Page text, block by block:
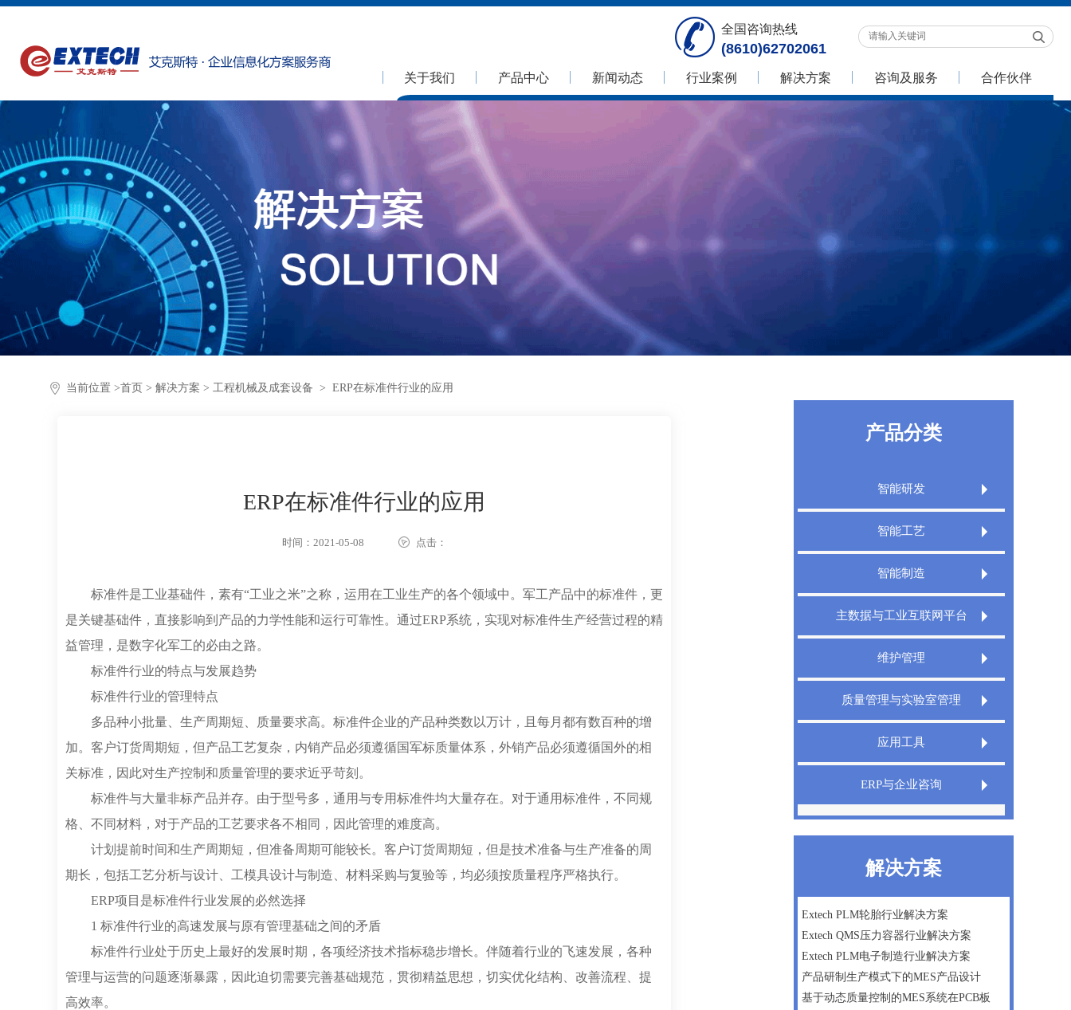
全国咨询热线
(8610)62702061
关于我们 产品中心 新闻动态 行业案例 解决方案 咨询及服务 合作伙伴
当前位置 >首页 > 解决方案 > 工程机械及成套设备 > ERP在标准件行业的应用
ERP在标准件行业的应用
时间：2021-05-08 点击：
标准件是工业基础件，素有“工业之米”之称，运用在工业生产的各个领域中。军工产品中的标准件，更
是关键基础件，直接影响到产品的力学性能和运行可靠性。通过ERP系统，实现对标准件生产经营过程的精
益管理，是数字化军工的必由之路。
标准件行业的特点与发展趋势
标准件行业的管理特点
多品种小批量、生产周期短、质量要求高。标准件企业的产品种类数以万计，且每月都有数百种的增
加。客户订货周期短，但产品工艺复杂，内销产品必须遵循国军标质量体系，外销产品必须遵循国外的相
关标准，因此对生产控制和质量管理的要求近乎苛刻。
标准件与大量非标产品并存。由于型号多，通用与专用标准件均大量存在。对于通用标准件，不同规
格、不同材料，对于产品的工艺要求各不相同，因此管理的难度高。
计划提前时间和生产周期短，但准备周期可能较长。客户订货周期短，但是技术准备与生产准备的周
期长，包括工艺分析与设计、工模具设计与制造、材料采购与复验等，均必须按质量程序严格执行。
ERP项目是标准件行业发展的必然选择
1 标准件行业的高速发展与原有管理基础之间的矛盾
标准件行业处于历史上最好的发展时期，各项经济技术指标稳步增长。伴随着行业的飞速发展，各种
管理与运营的问题逐渐暴露，因此迫切需要完善基础规范，贯彻精益思想，切实优化结构、改善流程、提
高效率。
产品分类
智能研发
Extech PLM产品生命周期管理系统
Extech PLM项目管理系统
XT PDM产品数据管理系统
智能工艺
Extech CAPP工艺规划管理系统
Extech 3DCAPP三维工艺
智能制造
Extech MES精益制造规划执行系统
Extech TMS刀具管理系统
主数据与工业互联网平台
Extech DigitalWorks Foundation数字工厂
工业互联网平台
Extech MDM主数据管理系统
维护管理
Extech MRO数字化维修解决方案
质量管理与实验室管理
Extech LIMS实验室信息管理系统
Extech QMS产品质量管理系统
应用工具
Extech TeamDesigner设计之星
XT InfoShield电子信息防护盾
ERP与企业咨询
IPD管理咨询
微软Dynamics AX ERP一体化方案
数字化工厂建设咨询
企业战略及管理咨询
解决方案
Extech PLM轮胎行业解决方案
Extech QMS压力容器行业解决方案
Extech PLM电子制造行业解决方案
产品研制生产模式下的MES产品设计
基于动态质量控制的MES系统在PCB板